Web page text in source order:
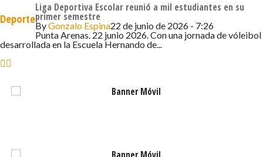
la nómina al correo fundepuq@gmail.como bien
realizando consultas de manera presencial en las
oficinas de la Fundación Municipal de Deportes, ubicadas
seleccionar al equipo que representará a Punta Arenas
Deporte
Liga Deportiva Escolar reunió a mil estudiantes en su
primer semestre
ByGonzalo Espina22 de junio de 2026 - 7:26
Punta Arenas. 22 junio 2026. Con una jornada de vóleibol
desarrollada en la Escuela Hernando de...